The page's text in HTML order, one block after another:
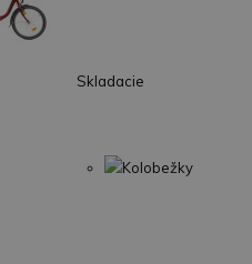
Skladacie
Kolobežky